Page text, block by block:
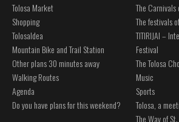
Tolosa Market
Shopping
Tolosaldea
Mountain Bike and Trail Station
Other plans 30 minutes away
Walking Routes
Agenda
Do you have plans for this weekend?
The Carnivals
The festivals
TITIRIJAI –
Festival
The Tolosa
Music
Sports
Tolosa, a
The Way of